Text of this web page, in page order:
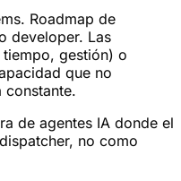
Roadmap de
developer. Las
gestión) o
que no
constante.
de agentes IA donde el
no como